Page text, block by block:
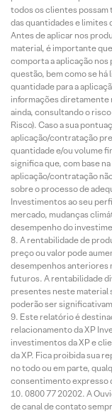
todos os clientes
das quantidades e limites
Antes de aplicar nos
material, é importante
comporta a aplicação
questão, bem como se
quantidade para a
informações diretamente
ainda, consultando o
Risco). Caso a sua
aplicação/contratação
quantidade e/ou volume
significa que, com base
aplicação/contratação
sobre o processo de
Investimentos ao seu
mercado, mudanças
desempenho do
A rentabilidade de
preço ou valor pode
desempenhos anteriores
futuros. A rentabilidade
presentes neste material
poderão ser
Este relatório é
relacionamento da XP
investimentos da XP e
da XP. Fica proibida sua
no todo ou em parte,
consentimento expresso
0800 77 20202. A
de canal de contato